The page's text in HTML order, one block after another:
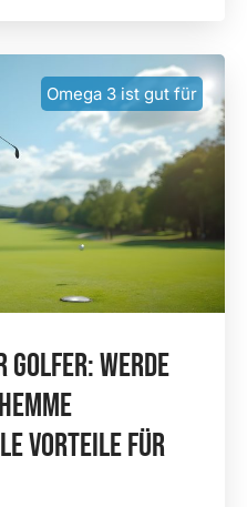
Omega 3 ist gut für
Golfer: Werde
Vorteile Für